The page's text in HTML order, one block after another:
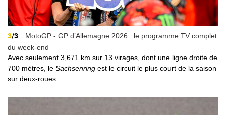
3/3
MotoGP - GP d’Allemagne 2026 : le programme TV complet
du week-end
Avec seulement 3,671 km sur 13 virages, dont une ligne droite de
700 mètres, le Sachsenring est le circuit le plus court de la saison
sur deux-roues.